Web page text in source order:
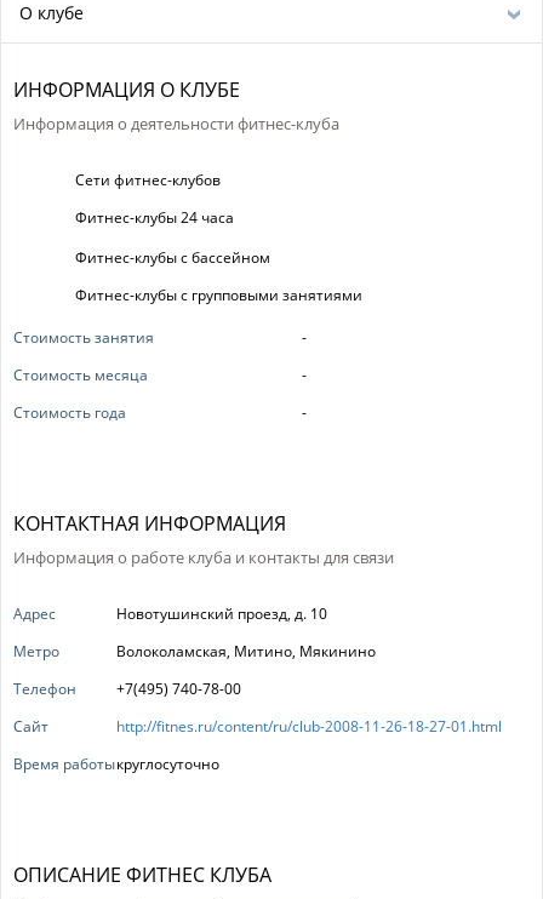
О клубе
ИНФОРМАЦИЯ О КЛУБЕ
Информация о деятельности фитнес-клуба
Сети фитнес-клубов
Фитнес-клубы 24 часа
Фитнес-клубы с бассейном
Фитнес-клубы с групповыми занятиями
Стоимость занятия
-
Стоимость месяца
-
Стоимость года
-
КОНТАКТНАЯ ИНФОРМАЦИЯ
Информация о работе клуба и контакты для связи
Адрес
Новотушинский проезд, д. 10
Метро
Волоколамская, Митино, Мякинино
Телефон
+7(495) 740-78-00
Сайт
http://fitnes.ru/content/ru/club-2008-11-26-18-27-01.html
Время работыкруглосуточно
ОПИСАНИЕ ФИТНЕС КЛУБА